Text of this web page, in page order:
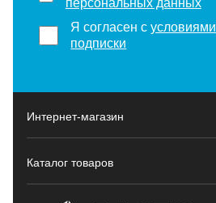
персональных данных
Я согласен сусловиями
подписки
Интернет-магазин
Каталог товаров